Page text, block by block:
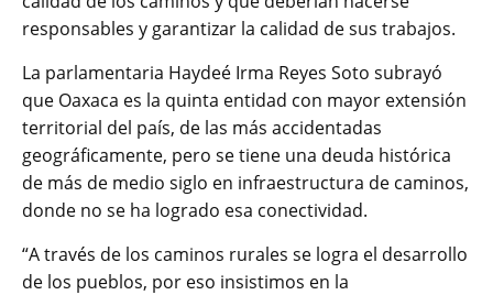
responsables y garantizar la calidad de sus trabajos.
La parlamentaria Haydeé Irma Reyes Soto subrayó
que Oaxaca es la quinta entidad con mayor extensión
territorial del país, de las más accidentadas
geográficamente, pero se tiene una deuda histórica
de más de medio siglo en infraestructura de caminos,
donde no se ha logrado esa conectividad.
“A través de los caminos rurales se logra el desarrollo
de los pueblos, por eso insistimos en la